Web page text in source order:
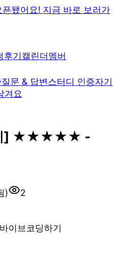
됐어요! 지금 바로 보러가
후기캘린더멤버
질문 & 답변스터디 인증자기
겨요
기] ★★★★★ -
)
2
이브코딩하기